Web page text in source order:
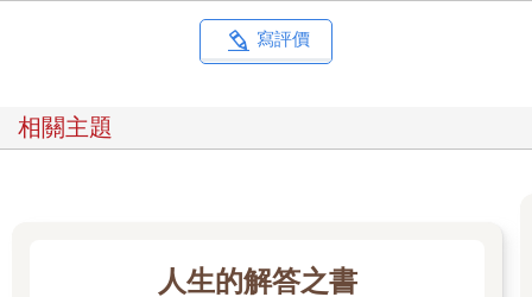
寫評價
相關主題
人生的解答之書